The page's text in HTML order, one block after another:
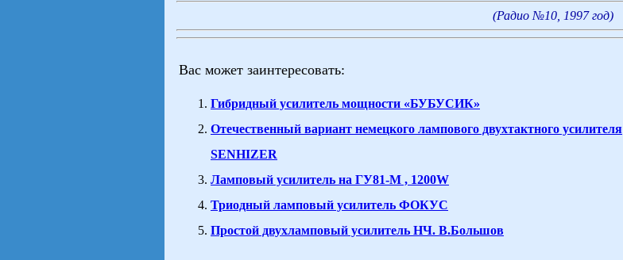
(Радио №10, 1997 год)
Вас может заинтересовать:
Гибридный усилитель мощности «БУБУСИК»
Отечественный вариант немецкого лампового двухтактного усилителя
SENHIZER
Ламповый усилитель на ГУ81-М , 1200W
Триодный ламповый усилитель ФОКУС
Простой двухламповый усилитель НЧ. В.Большов